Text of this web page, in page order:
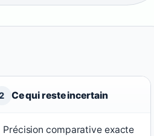
Ce qui reste incertain
Précision comparative exacte